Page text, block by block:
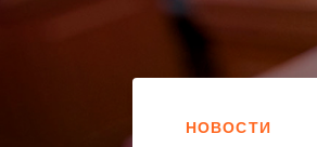
НОВОСТИ